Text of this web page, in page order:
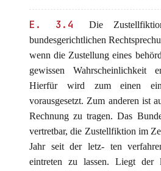
E. 3.4
Die
bundesgerichtlichen
wenn die Zustellung eines
gewissen Wahrscheinlichkeit
Hierfür wird zum einen ein
vorausgesetzt. Zum anderen ist
Rechnung zu tragen. Das
vertretbar, die Zustellfiktion im
Jahr seit der letz- ten
eintreten zu lassen. Liegt